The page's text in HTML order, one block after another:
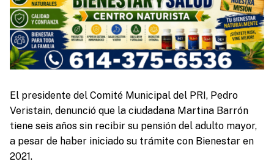
El presidente del Comité Municipal del PRI, Pedro
Veristain, denunció que la ciudadana Martina Barrón
tiene seis años sin recibir su pensión del adulto mayor,
a pesar de haber iniciado su trámite con Bienestar en
2021.